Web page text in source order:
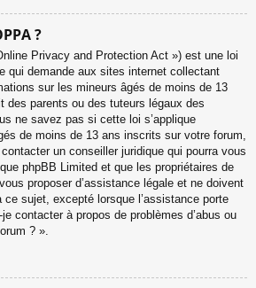
?
Privacy and Protection Act ») est une loi
qui demande aux sites internet collectant
sur les mineurs âgés de moins de 13
des parents ou des tuteurs légaux des
ne savez pas si cette loi s’applique
de moins de 13 ans inscrits sur votre forum,
un conseiller juridique qui pourra vous
phpBB Limited et que les propriétaires de
proposer d’assistance légale et ne doivent
sujet, excepté lorsque l’assistance porte
contacter à propos de problèmes d’abus ou
? ».